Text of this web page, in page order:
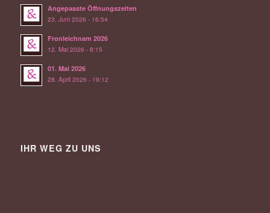
Angepasste Öffnungszeiten
23. Juni 2026 - 16:54
Fronleichnam 2026
12. Mai 2026 - 8:15
01. Mai 2026
28. April 2026 - 19:12
IHR WEG ZU UNS